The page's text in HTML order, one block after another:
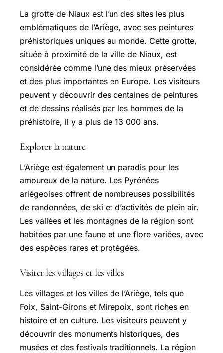
La grotte de Niaux est l’un des sites les plus
emblématiques de l’Ariège, avec ses peintures
préhistoriques uniques au monde. Cette grotte,
située à proximité de la ville de Niaux, est
considérée comme l’une des mieux préservées
et des plus importantes en Europe. Les visiteurs
peuvent y découvrir des centaines de peintures
et de dessins réalisés par les hommes de la
préhistoire, il y a plus de 13 000 ans.
Explorer la nature
L’Ariège est également un paradis pour les
amoureux de la nature. Les Pyrénées
ariégeoises offrent de nombreuses possibilités
de randonnées, de ski et d’activités de plein air.
Les vallées et les montagnes de la région sont
habitées par une faune et une flore variées, avec
des espèces rares et protégées.
Visiter les villages et les villes
Les villages et les villes de l’Ariège, tels que
Foix, Saint-Girons et Mirepoix, sont riches en
histoire et en culture. Les visiteurs peuvent y
découvrir des monuments historiques, des
musées et des festivals traditionnels. La région